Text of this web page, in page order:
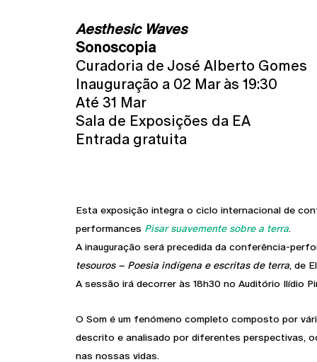
Aesthesic Waves
Sonoscopia
Curadoria de José Alberto Gomes
Inauguração a 02 Mar às 19:30
Até 31 Mar
Sala de Exposições da EA
Entrada gratuita
Esta exposição integra o ciclo internacional de
performances Pisar suavemente sobre a terra.
A inauguração será precedida da conferência-
tesouros – Poesia indígena e escritas de terra, de
A sessão irá decorrer às 18h30 no Auditório Ilídio
O Som é um fenómeno completo composto por
descrito e analisado por diferentes perspectivas,
nas nossas vidas.